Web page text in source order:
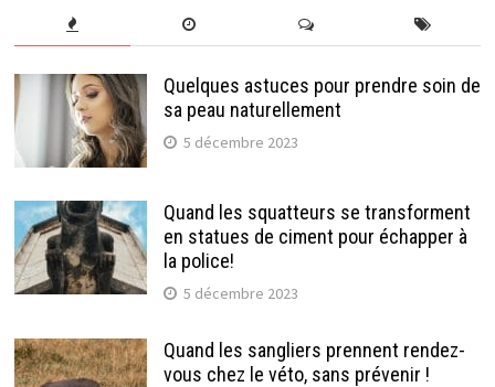
Quelques astuces pour prendre soin de
sa peau naturellement
5 décembre 2023
Quand les squatteurs se transforment
en statues de ciment pour échapper à
la police!
5 décembre 2023
Quand les sangliers prennent rendez-
vous chez le véto, sans prévenir !